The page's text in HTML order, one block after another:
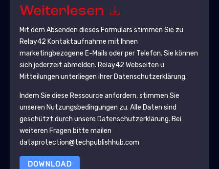
Weiterlesen
Mit dem Absenden dieses Formulars stimmen Sie zu
Relay42 Kontaktaufnahme mit Ihnen
marketingbezogene E-Mails oder per Telefon. Sie können
sich jederzeit abmelden. Relay42 Webseiten u
Mitteilungen unterliegen ihrer Datenschutzerklärung.
Indem Sie diese Ressource anfordern, stimmen Sie
unseren Nutzungsbedingungen zu. Alle Daten sind
geschützt durch unsere Datenschutzerklärung. Bei
weiteren Fragen bitte mailen
dataprotection@techpublishhub.com
DOWNLOAD